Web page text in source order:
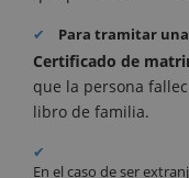
Para tramitar
Certificado de
que la persona
libro de familia.
En el caso de ser